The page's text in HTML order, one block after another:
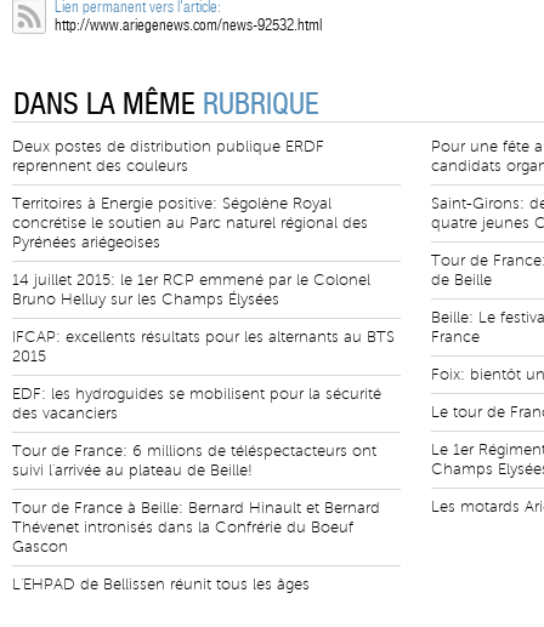
Lien permanent vers l'article:
http://www.ariegenews.com/news-92532.html
DANS LA MÊME RUBRIQUE
Deux postes de distribution publique ERDF
reprennent des couleurs
Territoires à Energie positive: Ségolène Royal
concrétise le soutien au Parc naturel régional des
Pyrénées ariégeoises
14 juillet 2015: le 1er RCP emmené par le Colonel
Bruno Helluy sur les Champs Élysées
IFCAP: excellents résultats pour les alternants au BTS
2015
EDF: les hydroguides se mobilisent pour la sécurité
des vacanciers
Tour de France: 6 millions de téléspectacteurs ont
suivi l'arrivée au plateau de Beille!
Tour de France à Beille: Bernard Hinault et Bernard
Thévenet intronisés dans la Confrérie du Boeuf
Gascon
L'EHPAD de Bellissen réunit tous les âges
Pour une fête
candidats
Saint-Girons:
quatre jeunes
Tour de
de Beille
Beille: Le
France
Foix: bientôt
Le tour de
Le 1er
Champs
Les motards